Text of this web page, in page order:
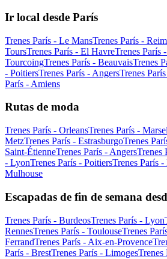
Ir local desde París
Trenes París - Le MansTrenes París -
ToursTrenes París - El HavreTrenes París
TourcoingTrenes París - BeauvaisTrenes
- PoitiersTrenes París - AngersTrenes
París - Amiens
Rutas de moda
Trenes París - OrleansTrenes París -
MetzTrenes París - EstrasburgoTrenes
Saint-ÉtienneTrenes París - AngersTrenes
- LyonTrenes París - PoitiersTrenes París
Mulhouse
Escapadas de fin de semana
Trenes París - BurdeosTrenes París - Lyon
RennesTrenes París - ToulouseTrenes
FerrandTrenes París - Aix-en-Provence
París - BrestTrenes París - LimogesTrenes